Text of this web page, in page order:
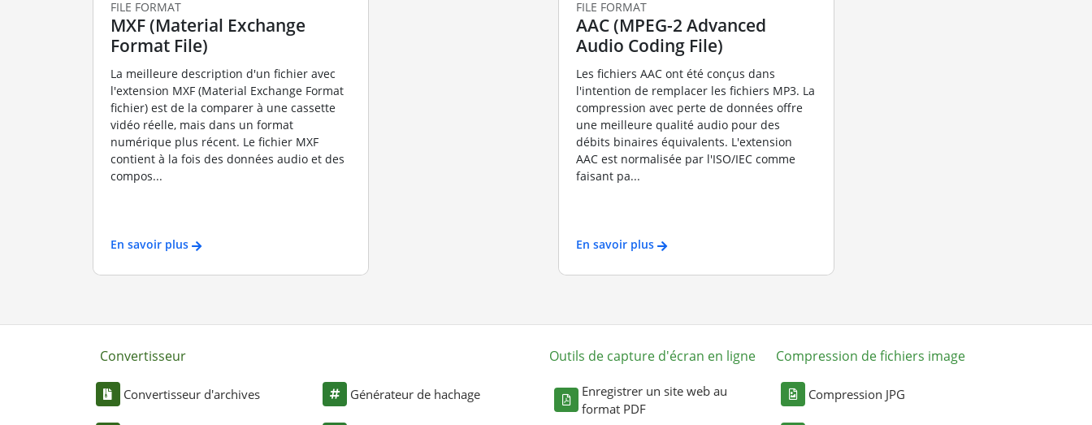
FILE FORMAT
MXF (Material Exchange
Format File)
La meilleure description d'un fichier avec
l'extension MXF (Material Exchange Format
fichier) est de la comparer à une cassette
vidéo réelle, mais dans un format
numérique plus récent. Le fichier MXF
contient à la fois des données audio et des
compos...
En savoir plus
FILE FORMAT
AAC (MPEG-2 Advanced
Audio Coding File)
Les fichiers AAC ont été conçus dans
l'intention de remplacer les fichiers MP3. La
compression avec perte de données offre
une meilleure qualité audio pour des
débits binaires équivalents. L'extension
AAC est normalisée par l'ISO/IEC comme
faisant pa...
En savoir plus
Convertisseur
Convertisseur d'archives Générateur de hachage
Outils de capture d'écran en ligne
Enregistrer un site web au
format PDF
Compression de fichiers image
Compression JPG